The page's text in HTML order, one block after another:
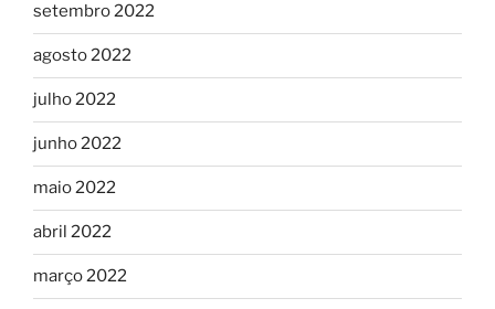
setembro 2022
agosto 2022
julho 2022
junho 2022
maio 2022
abril 2022
março 2022